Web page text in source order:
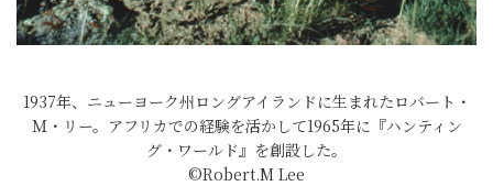
1937年、ニューヨーク州ロングアイランドに生まれたロバート・
Ｍ・リー。アフリカでの経験を活かして1965年に『ハンティン
グ・ワールド』を創設した。
©Robert.M Lee